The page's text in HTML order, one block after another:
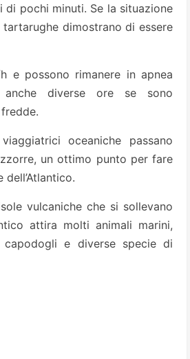
di pochi minuti. Se la situazione
dimostrano di essere
e possono rimanere in apnea
anche diverse ore se sono
oceaniche passano
un ottimo punto per fare
dell’Atlantico.
vulcaniche che si sollevano
attira molti animali marini,
e diverse specie di